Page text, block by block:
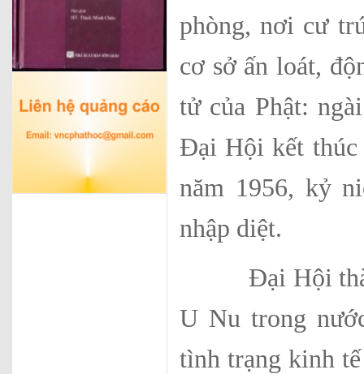
phòng, nơi cư
cơ sở ấn loát,
tử của Phật:
Đại Hội kết thúc
năm 1956, kỷ
nhập diệt.
Đại Hội thành
U Nu trong
tình trạng kinh